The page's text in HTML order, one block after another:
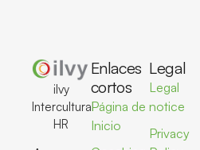
ilvy
Intercultural
HR
Enlaces
cortos
Página de
Inicio
Legal
Legal
notice
Privacy